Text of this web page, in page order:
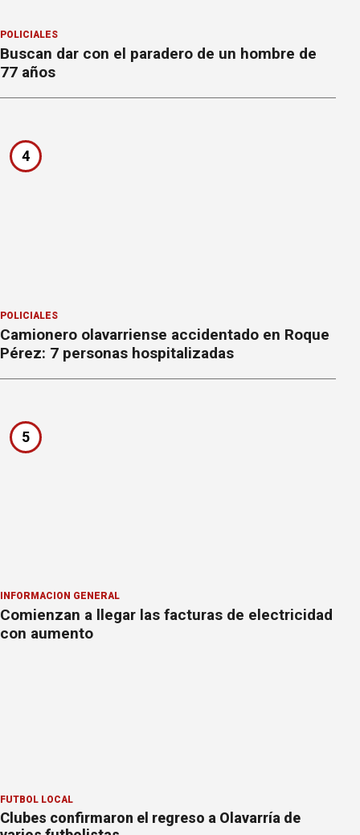
POLICIALES
Buscan dar con el paradero de un hombre de
77 años
4
POLICIALES
Camionero olavarriense accidentado en Roque
Pérez: 7 personas hospitalizadas
5
INFORMACION GENERAL
Comienzan a llegar las facturas de electricidad
con aumento
FÚTBOL LOCAL
Clubes confirmaron el regreso a Olavarría de